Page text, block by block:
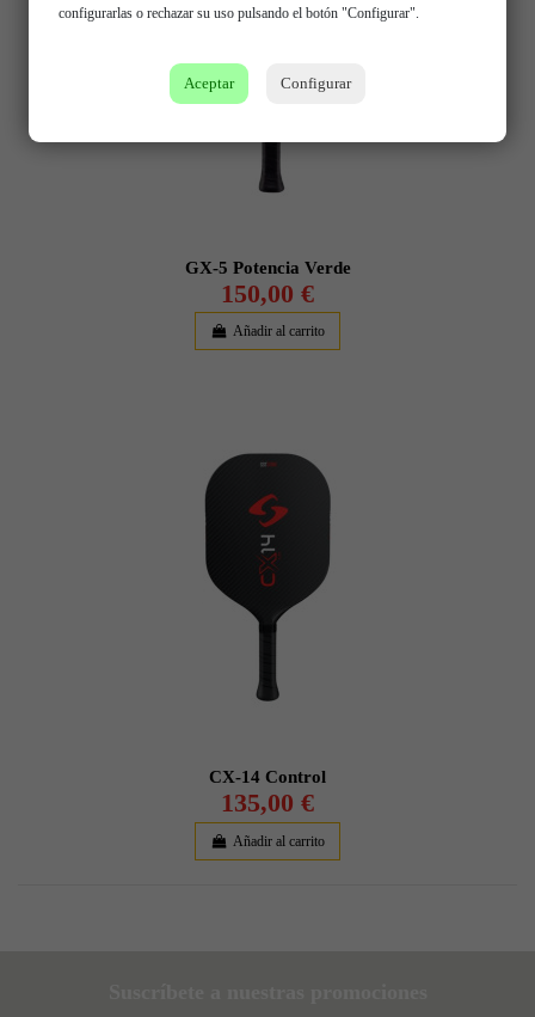
GX-5 Potencia Verde
150,00 €
Añadir al carrito
CX-14 Control
135,00 €
Añadir al carrito
configurarlas o rechazar su uso pulsando el botón "Configurar".
Aceptar Configurar